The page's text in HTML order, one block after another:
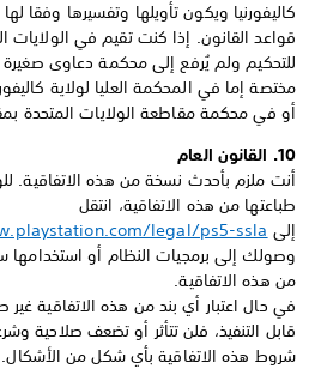
كاليفورنيا ويكون تأويلها وتفسيرها وفقا
قواعد القانون. إذا كنت تقيم في الولايات
للتحكيم ولم يُرفع إلى محكمة دعاوى
مختصة إما في المحكمة العليا لولاية
أو في محكمة مقاطعة الولايات المتحدة
10. القانون العام
أنت ملزم بأحدث نسخة من هذه الاتفاقية.
طباعتها من هذه الاتفاقية، انتقل
إلى legal/ps5-ssla/‏
وصولك إلى برمجيات النظام أو
من هذه الاتفاقية.
في حال اعتبار أي بند من هذه الاتفاقية غير
قابل التنفيذ، فلن تتأثر أو تضعف صلاحية
شروط هذه الاتفاقية بأي شكل من